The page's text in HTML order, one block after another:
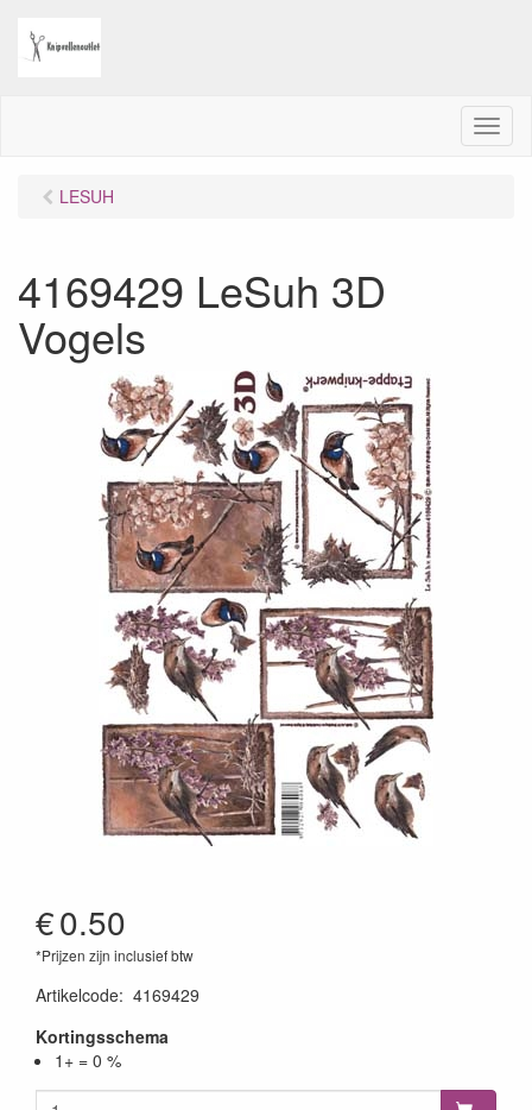
M
e
LESUH
4169429 LeSuh 3D
Vogels
€0.50
*Prijzen zijn inclusief btw
Artikelcode: 4169429
Kortingsschema
1+ = 0 %